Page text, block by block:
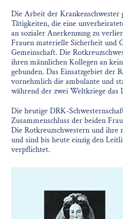
Die Arbeit der Krankenschwester
Tätigkeiten, die eine
an sozialer Anerkennung zu
Frauen materielle Sicherheit und
Gemeinschaft. Die
ihren männlichen Kollegen an
gebunden. Das Einsatzgebiet der
vornehmlich die ambulante und
während der zwei Weltkriege das
Die heutige DRK-
Zusammenschluss der beiden
Die Rotkreuzschwestern und ihre
und sind bis heute einzig den
verpflichtet.